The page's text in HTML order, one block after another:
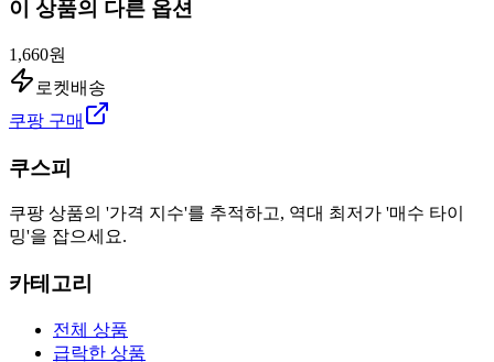
이 상품의 다른 옵션
1,660원
로켓배송
쿠팡 구매
쿠스피
쿠팡 상품의 '가격 지수'를 추적하고, 역대 최저가 '매수 타이
밍'을 잡으세요.
카테고리
전체 상품
급락한 상품